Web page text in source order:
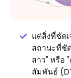
แต่สิ่งที่ชัด
สถานะที่ชั
สาว" หรือ
สัมพันธ์